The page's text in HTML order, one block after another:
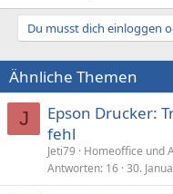
Du musst dich einloggen
Ähnliche Themen
J
Epson Drucker:
fehl
Jeti79
Homeoffice und
Antworten 16 30.